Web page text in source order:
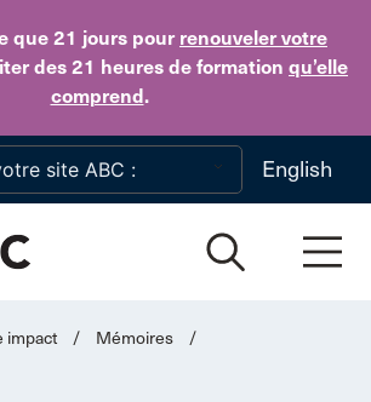
que 21 jours pour renouveler votre
des 21 heures de formation qu’elle
comprend.
Skip to main content
English
impact / Mémoires /